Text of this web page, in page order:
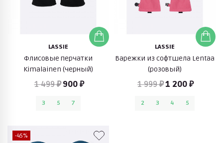
LASSIE
Флисовые перчатки
Kimalainen (черный)
1 499 ₽ 900 ₽
3 5 7
LASSIE
Варежки из софтшела Lentaa
(розовый)
1 999 ₽1 200 ₽
2 3 4 5
-45%